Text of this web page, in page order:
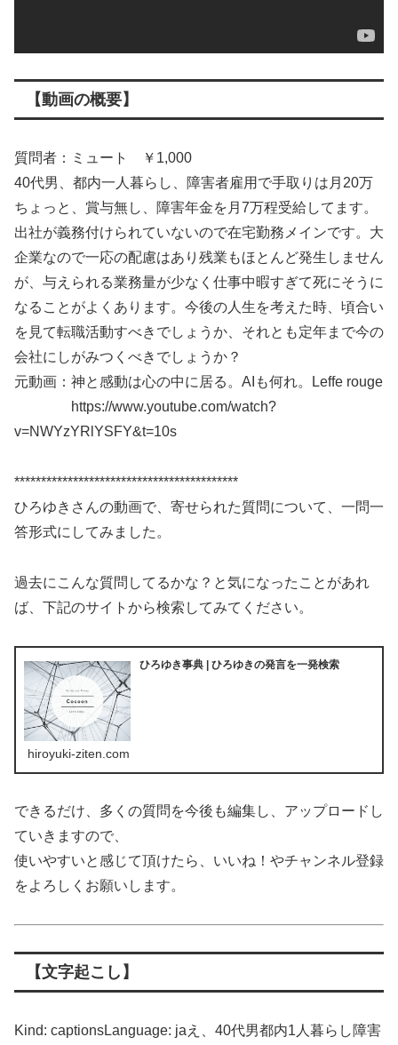
【動画の概要】
質問者：ミュート ￥1,000
40代男、都内一人暮らし、障害者雇用で手取りは月20万
ちょっと、賞与無し、障害年金を月7万程受給してます。
出社が義務付けられていないので在宅勤務メインです。大
企業なので一応の配慮はあり残業もほとんど発生しません
が、与えられる業務量が少なく仕事中暇すぎて死にそうに
なることがよくあります。今後の人生を考えた時、頃合い
を見て転職活動すべきでしょうか、それとも定年まで今の
会社にしがみつくべきでしょうか？
元動画：神と感動は心の中に居る。AIも何れ。Leffe rouge
https://www.youtube.com/watch?
v=NWYzYRlYSFY&t=10s
******************************************
ひろゆきさんの動画で、寄せられた質問について、一問一
答形式にしてみました。
過去にこんな質問してるかな？と気になったことがあれ
ば、下記のサイトから検索してみてください。
ひろゆき事典 | ひろゆきの発言を一発検索
hiroyuki-ziten.com
できるだけ、多くの質問を今後も編集し、アップロードし
ていきますので、
使いやすいと感じて頂けたら、いいね！やチャンネル登録
をよろしくお願いします。
【文字起こし】
Kind: captionsLanguage: jaえ、40代男都内1人暮らし障害